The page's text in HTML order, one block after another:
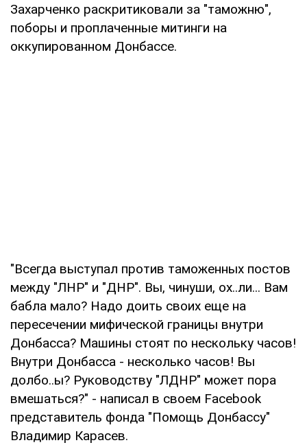
Захарченко раскритиковали за "таможню",
поборы и проплаченные митинги на
оккупированном Донбассе.
"Всегда выступал против таможенных постов
между "ЛНР" и "ДНР". Вы, чинуши, ох..ли... Вам
бабла мало? Надо доить своих еще на
пересечении мифической границы внутри
Донбасса? Машины стоят по нескольку часов!
Внутри Донбасса - несколько часов! Вы
долбо..ы? Руководству "ЛДНР" может пора
вмешаться?" - написал в своем Facebook
представитель фонда "Помощь Донбассу"
Владимир Карасев.